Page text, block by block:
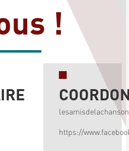
!
https://